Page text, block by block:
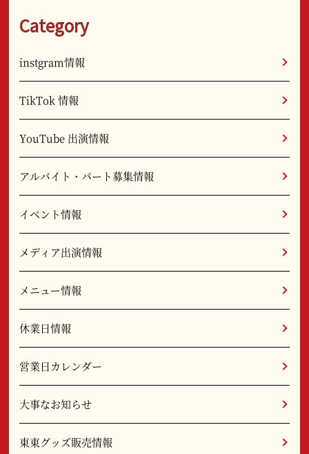
Category
instgram情報
TikTok 情報
YouTube 出演情報
アルバイト・パート募集情報
イベント情報
メディア出演情報
メニュー情報
休業日情報
営業日カレンダー
大事なお知らせ
東東グッズ販売情報